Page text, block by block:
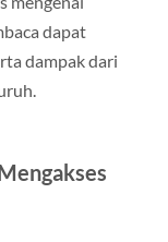
dapat
dampak dari